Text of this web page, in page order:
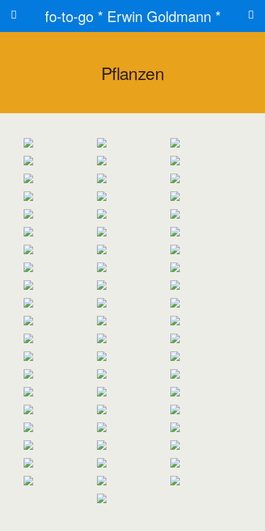
fo-to-go * Erwin Goldmann *
Pflanzen